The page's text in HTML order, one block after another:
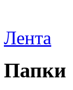
Лента
Папки